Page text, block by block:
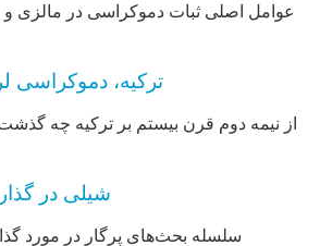
عوامل اصلی ثبات دموکراسی در مالزی و
ترکیه، دموکراسی
از نیمه دوم قرن بیستم بر ترکیه چه
شیلی در
سلسله بحث‌های پرگار در مورد